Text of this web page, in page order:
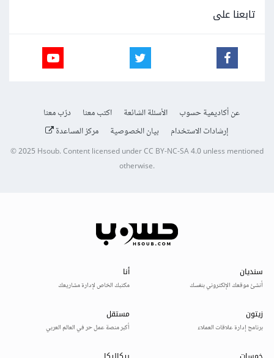
تابعنا على
عن أكاديمية حسوب الأسئلة الشائعة اكتب معنا
درّب معنا
إرشادات الاستخدام
بيان الخصوصية مركز المساعدة
© 2025Hsoub.Content licensed underCC BY-NC-SA 4.0unless mentioned
otherwise.